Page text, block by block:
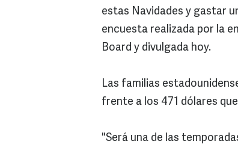
estas Navidades y gastar
encuesta realizada por la
Board y divulgada hoy.
Las familias
frente a los 471 dólares
"Será una de las